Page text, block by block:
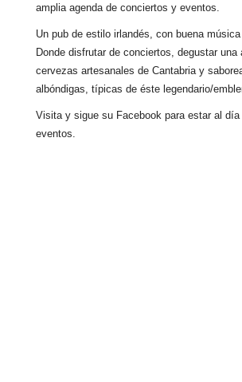
amplia agenda de conciertos y eventos.
Un pub de estilo irlandés, con buena
Donde disfrutar de conciertos, degustar una
cervezas artesanales de Cantabria y
albóndigas, típicas de éste legendario/
Visita y sigue su Facebook para estar al
eventos.